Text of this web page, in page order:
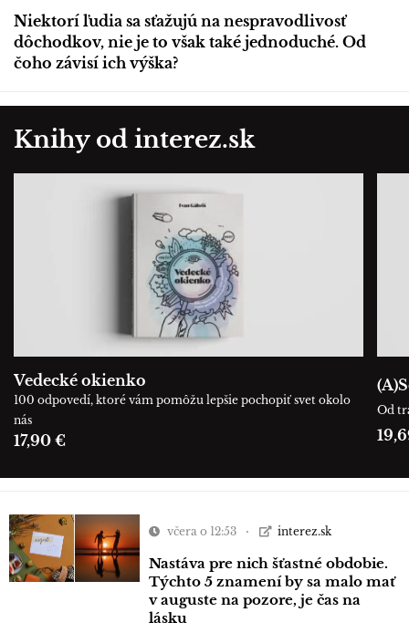
Niektorí ľudia sa sťažujú na nespravodlivosť
dôchodkov, nie je to však také jednoduché. Od
čoho závisí ich výška?
Knihy od interez.sk
Vedecké okienko
100 odpovedí, ktoré vám pomôžu lepšie pochopiť svet okolo
nás
17,90 €
Od
včera o 12:53 interez.sk
Nastáva pre nich šťastné obdobie.
Týchto 5 znamení by sa malo mať
v auguste na pozore, je čas na
lásku